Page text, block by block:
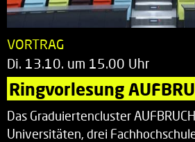
VORTRAG
Di. 13.10. um 15.00 Uhr
Ringvorlesung
Das Graduiertencluster
Universitäten, drei